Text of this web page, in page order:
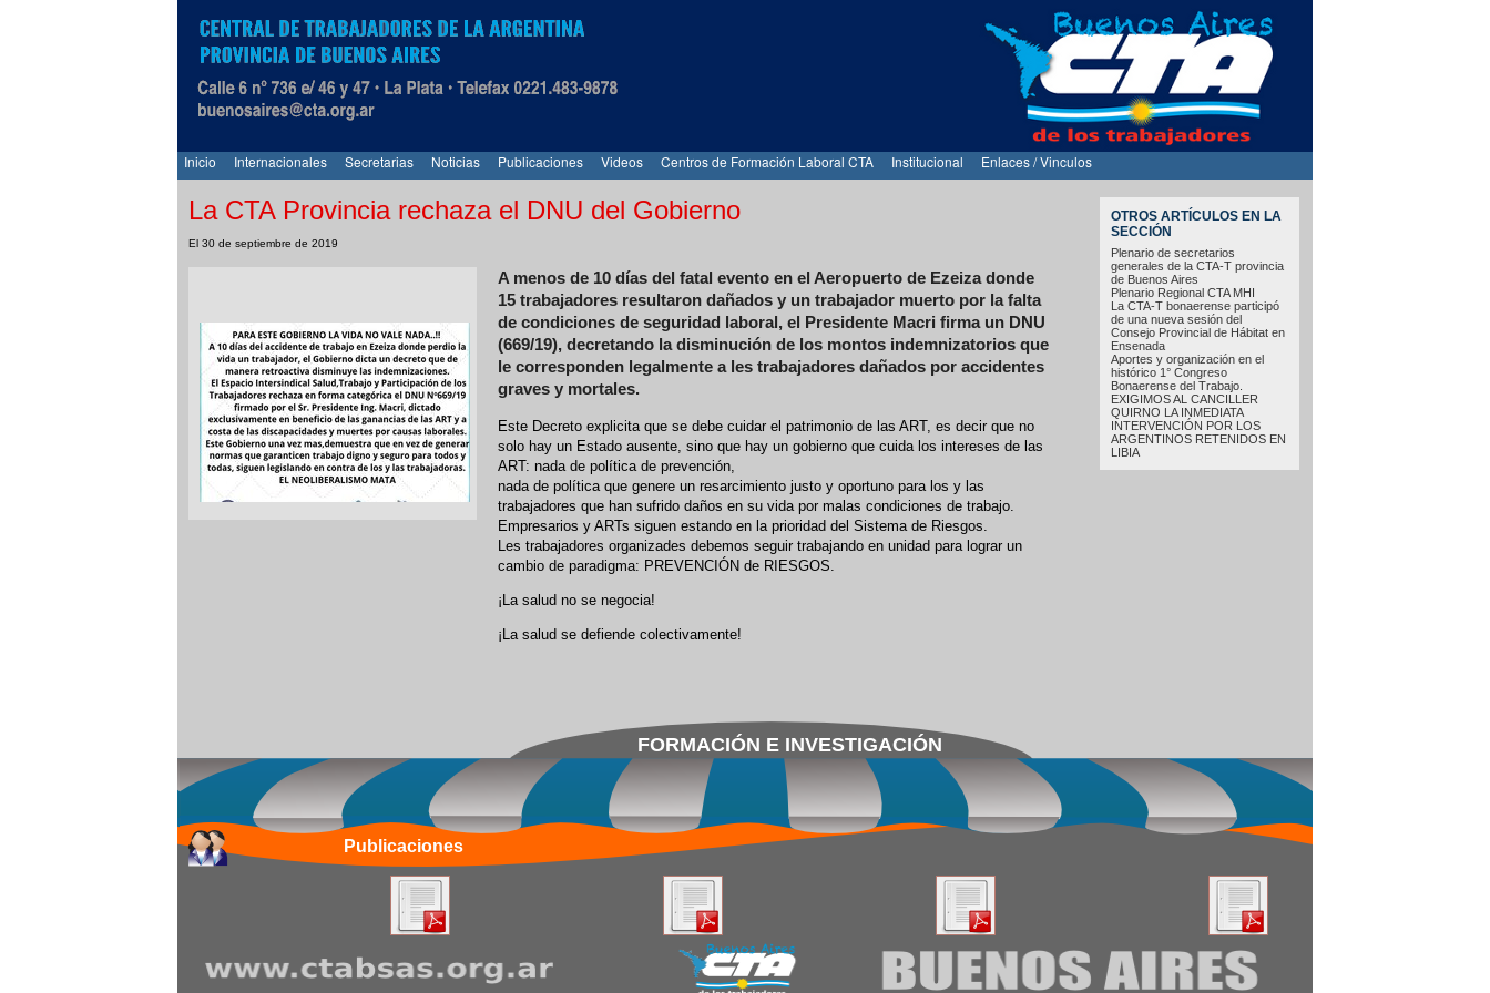
Inicio Internacionales Secretarias Noticias Publicaciones Videos Centros de Formación Laboral CTA Institucional Enlaces / Vinculos
OTROS ARTÍCULOS EN LA
SECCIÓN
Plenario de secretarios
generales de la CTA-T provincia
de Buenos Aires
Plenario Regional CTA MHI
La CTA-T bonaerense participó
de una nueva sesión del
Consejo Provincial de Hábitat en
Ensenada
Aportes y organización en el
histórico 1° Congreso
Bonaerense del Trabajo.
EXIGIMOS AL CANCILLER
QUIRNO LA INMEDIATA
INTERVENCIÓN POR LOS
ARGENTINOS RETENIDOS EN
LIBIA
La CTA Provincia rechaza el DNU del Gobierno
El 30 de septiembre de 2019
A menos de 10 días del fatal evento en el Aeropuerto de Ezeiza donde
15 trabajadores resultaron dañados y un trabajador muerto por la falta
de condiciones de seguridad laboral, el Presidente Macri firma un DNU
(669/19), decretando la disminución de los montos indemnizatorios que
le corresponden legalmente a les trabajadores dañados por accidentes
graves y mortales.
Este Decreto explicita que se debe cuidar el patrimonio de las ART, es decir que no
solo hay un Estado ausente, sino que hay un gobierno que cuida los intereses de las
ART: nada de política de prevención,
nada de política que genere un resarcimiento justo y oportuno para los y las
trabajadores que han sufrido daños en su vida por malas condiciones de trabajo.
Empresarios y ARTs siguen estando en la prioridad del Sistema de Riesgos.
Les trabajadores organizades debemos seguir trabajando en unidad para lograr un
cambio de paradigma: PREVENCIÓN de RIESGOS.
¡La salud no se negocia!
¡La salud se defiende colectivamente!
FORMACIÓN E INVESTIGACIÓN
Publicaciones